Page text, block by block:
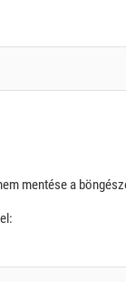
mentése a